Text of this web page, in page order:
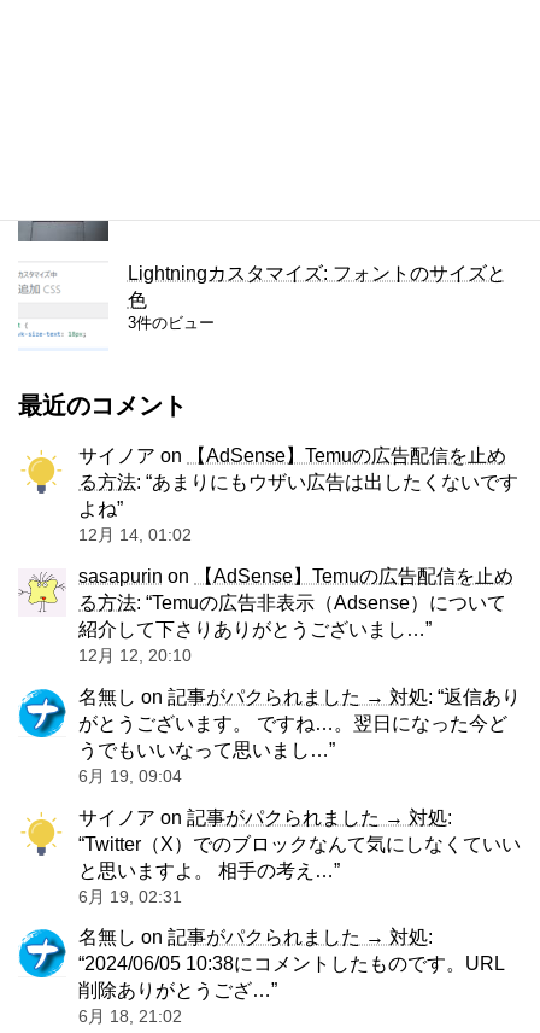
Lightningカスタマイズ: フォントのサイズと
色
3件のビュー
最近のコメント
サイノア on
【AdSense】Temuの広告配信を止め
る方法: “あまりにもウザい広告は出したくないです
よね”
12月 14, 01:02
sasapurin on
【AdSense】Temuの広告配信を止め
る方法: “Temuの広告非表示（Adsense）について
紹介して下さりありがとうございまし…”
12月 12, 20:10
名無し on 記事がパクられました → 対処: “返信あり
がとうございます。 ですね…。翌日になった今ど
うでもいいなって思いまし… ”
6月 19, 09:04
サイノア on 記事がパクられました → 対処:
“Twitter（X）でのブロックなんて気にしなくていい
と思いますよ。 相手の考え… ”
6月 19, 02:31
名無し on 記事がパクられました → 対処:
“2024/06/05 10:38にコメントしたものです。URL
削除ありがとうござ…”
6月 18, 21:02